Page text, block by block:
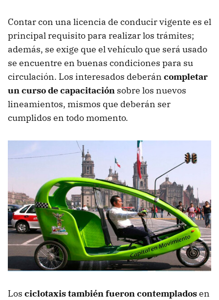
Contar con una licencia de conducir vigente es el
principal requisito para realizar los trámites;
además, se exige que el vehículo que será usado
se encuentre en buenas condiciones para su
circulación. Los interesados deberán completar
un curso de capacitación sobre los nuevos
lineamientos, mismos que deberán ser
cumplidos en todo momento.
Los ciclotaxis también fueron contempladosen